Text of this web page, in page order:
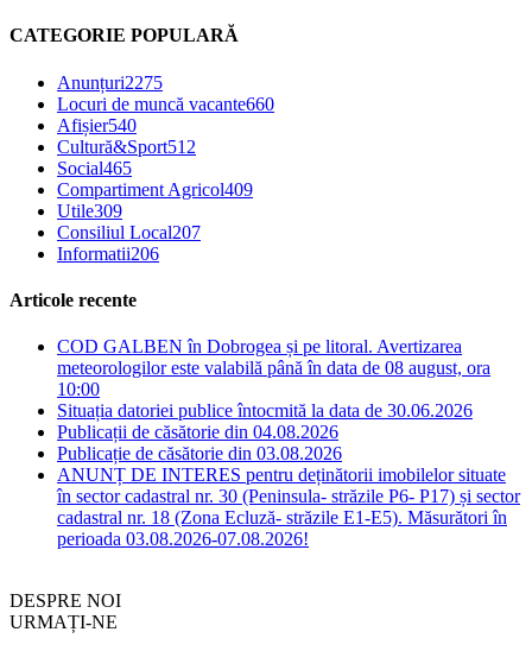
CATEGORIE POPULARĂ
Anunțuri2275
Locuri de muncă vacante660
Afișier540
Cultură&Sport512
Social465
Compartiment Agricol409
Utile309
Consiliul Local207
Informatii206
Articole recente
COD GALBEN în Dobrogea și pe litoral. Avertizarea
meteorologilor este valabilă până în data de 08 august, ora
10:00
Situația datoriei publice întocmită la data de 30.06.2026
Publicații de căsătorie din 04.08.2026
Publicație de căsătorie din 03.08.2026
ANUNȚ DE INTERES pentru deținătorii imobilelor situate
în sector cadastral nr. 30 (Peninsula- străzile P6- P17) și sector
cadastral nr. 18 (Zona Ecluză- străzile E1-E5). Măsurători în
perioada 03.08.2026-07.08.2026!
DESPRE NOI
URMAȚI-NE